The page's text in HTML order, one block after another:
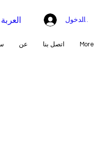
عن اتصل بنا More
تسجيل الدخول العربة